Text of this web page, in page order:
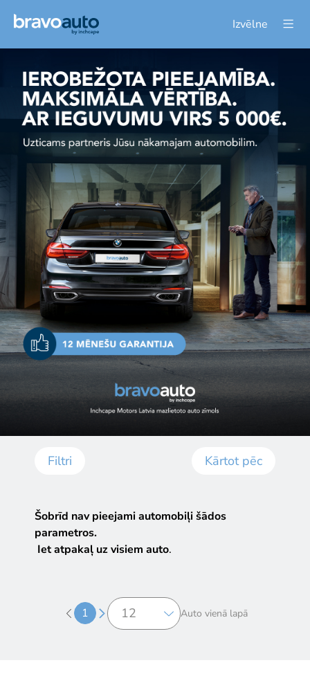
Izvēlne
Filtri Kārtot pēc
Šobrīd nav pieejami automobiļi šādos
parametros.
Iet atpakaļ uz visiem auto.
1 Auto vienā lapā